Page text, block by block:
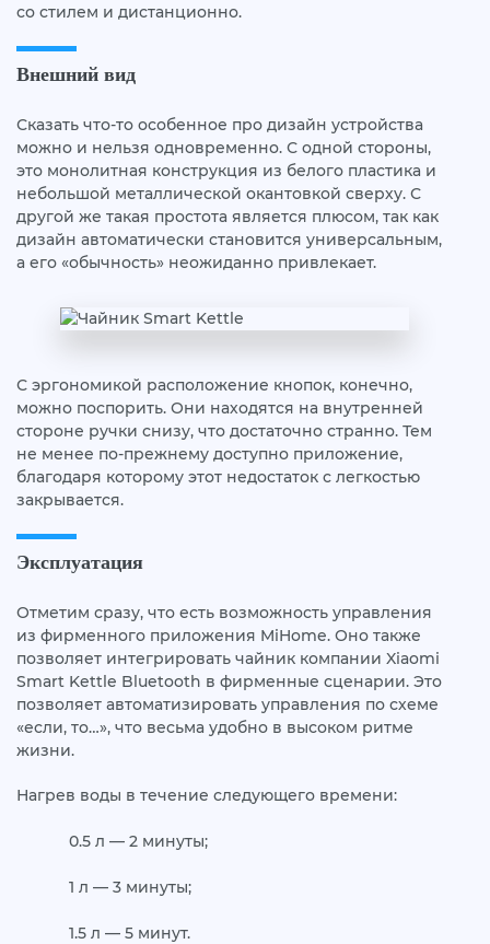
со стилем и дистанционно.
Внешний вид
Сказать что-то особенное про дизайн устройства
можно и нельзя одновременно. С одной стороны,
это монолитная конструкция из белого пластика и
небольшой металлической окантовкой сверху. С
другой же такая простота является плюсом, так как
дизайн автоматически становится универсальным,
а его «обычность» неожиданно привлекает.
С эргономикой расположение кнопок, конечно,
можно поспорить. Они находятся на внутренней
стороне ручки снизу, что достаточно странно. Тем
не менее по-прежнему доступно приложение,
благодаря которому этот недостаток с легкостью
закрывается.
Эксплуатация
Отметим сразу, что есть возможность управления
из фирменного приложения MiHome. Оно также
позволяет интегрировать чайник компании Xiaomi
Smart Kettle Bluetooth в фирменные сценарии. Это
позволяет автоматизировать управления по схеме
«если, то…», что весьма удобно в высоком ритме
жизни.
Нагрев воды в течение следующего времени:
0.5 л — 2 минуты;
1 л — 3 минуты;
1.5 л — 5 минут.